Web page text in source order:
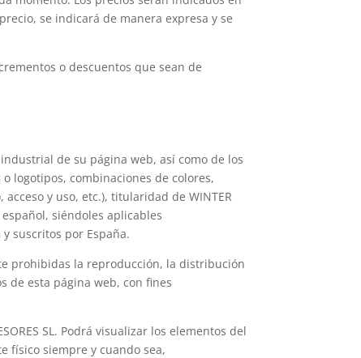
se indicará de manera expresa y se
o descuentos que sean de
de su página web, así como de los
logotipos, combinaciones de colores,
y uso, etc.), titularidad de WINTER
siéndoles aplicables
suscritos por España.
prohibidas la reproducción, la distribución
de esta página web, con fines
SL. Podrá visualizar los elementos del
físico siempre y cuando sea,